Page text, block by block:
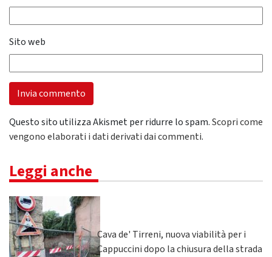
Sito web
Questo sito utilizza Akismet per ridurre lo spam.Scopri come
vengono elaborati i dati derivati dai commenti.
Leggi anche
Cava de' Tirreni, nuova viabilità per i
Cappuccini dopo la chiusura della strada